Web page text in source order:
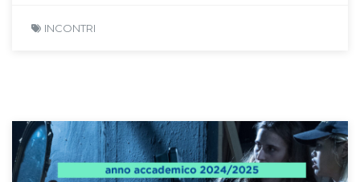
INCONTRI